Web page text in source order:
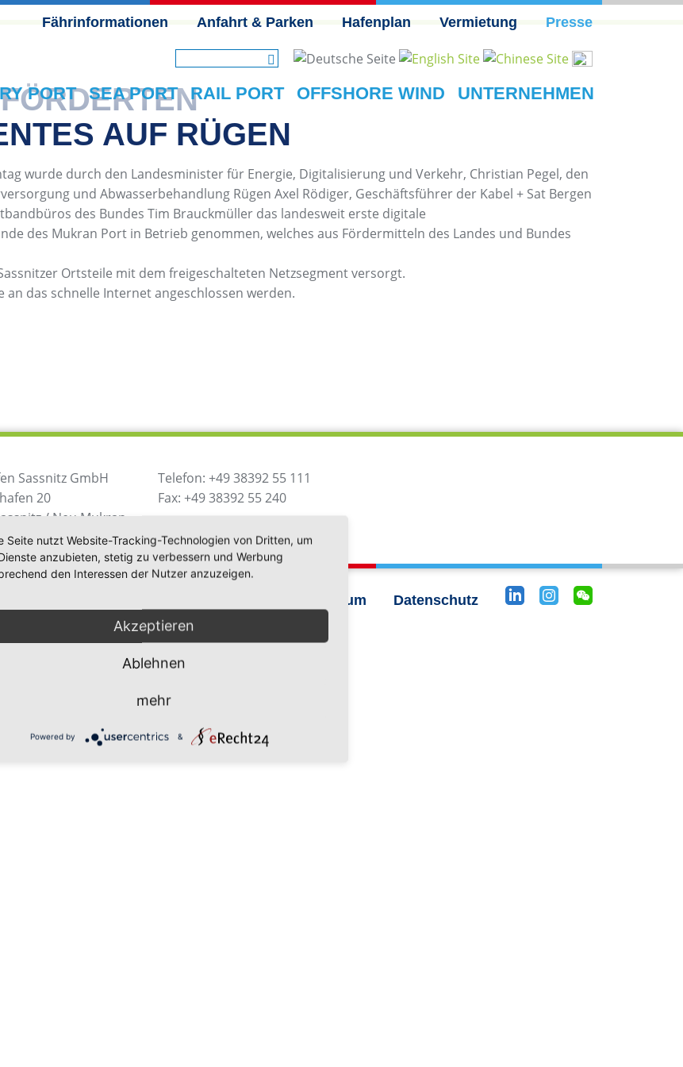
Fährinformationen Anfahrt & Parken Hafenplan Vermietung Presse
ÜBERSPRINGEN
PORT SEA PORT RAIL PORT OFFSHORE WIND UNTERNEHMEN
AUF RÜGEN
wurde durch den Landesminister für Energie, Digitalisierung und Verkehr, Christian Pegel, den
und Abwasserbehandlung Rügen Axel Rödiger, Geschäftsführer der Kabel + Sat Bergen
des Bundes Tim Brauckmüller das landesweit erste digitale
des Mukran Port in Betrieb genommen, welches aus Fördermitteln des Landes und Bundes
Ortsteile mit dem freigeschalteten Netzsegment versorgt.
an das schnelle Internet angeschlossen werden.
Sassnitz GmbH
20
/ Neu Mukran
Telefon: +49 38392 55 111
Fax: +49 38392 55 240
info@mukran-port.de
Impressum Datenschutz
Seite nutzt Website-Tracking-Technologien von Dritten, um
anzubieten, stetig zu verbessern und Werbung
den Interessen der Nutzer anzuzeigen.
Akzeptieren
Ablehnen
mehr
Powered by &